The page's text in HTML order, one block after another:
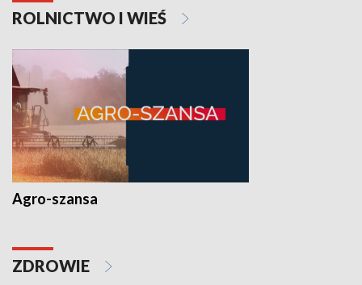
ROLNICTWO I WIEŚ
Agro-szansa
ZDROWIE